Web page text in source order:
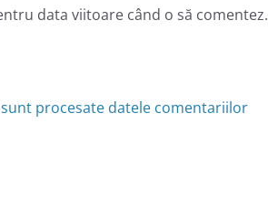
data viitoare când o să comentez.
procesate datele comentariilor